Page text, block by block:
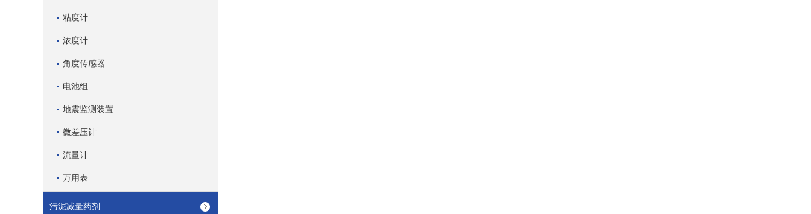
粘度计
浓度计
角度传感器
电池组
地震监测装置
微差压计
流量计
万用表
污泥减量药剂